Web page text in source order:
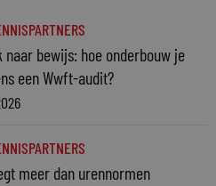
bewijs: hoe onderbouw je
een Wwft-audit?
meer dan urennormen